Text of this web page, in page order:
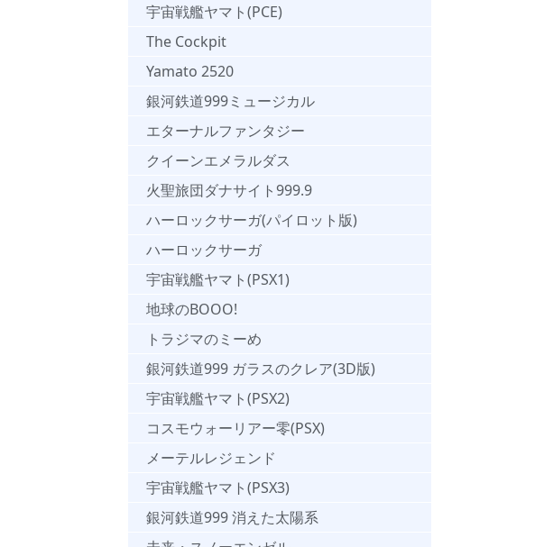
宇宙戦艦ヤマト(PCE)
The Cockpit
Yamato 2520
銀河鉄道999ミュージカル
エターナルファンタジー
クイーンエメラルダス
火聖旅団ダナサイト999.9
ハーロックサーガ(パイロット版)
ハーロックサーガ
宇宙戦艦ヤマト(PSX1)
地球のBOOO!
トラジマのミーめ
銀河鉄道999 ガラスのクレア(3D版)
宇宙戦艦ヤマト(PSX2)
コスモウォーリアー零(PSX)
メーテルレジェンド
宇宙戦艦ヤマト(PSX3)
銀河鉄道999 消えた太陽系